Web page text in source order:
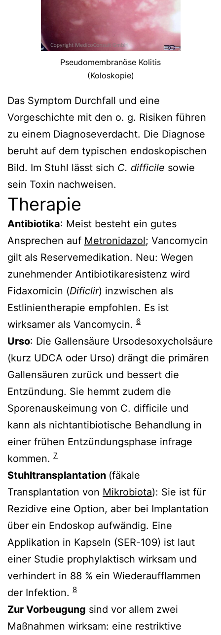
Pseudomembranöse Kolitis
(Koloskopie)
Das Symptom Durchfall und eine
Vorgeschichte mit den o. g. Risiken führen
zu einem Diagnoseverdacht. Die Diagnose
beruht auf dem typischen endoskopischen
Bild. Im Stuhl lässt sich C. difficile sowie
sein Toxin nachweisen.
Therapie
Antibiotika: Meist besteht ein gutes
Ansprechen auf Metronidazol; Vancomycin
gilt als Reservemedikation. Neu: Wegen
zunehmender Antibiotikaresistenz wird
Fidaxomicin (Dificlir) inzwischen als
Estlinientherapie empfohlen. Es ist
wirksamer als Vancomycin. 6
Urso: Die Gallensäure Ursodesoxycholsäure
(kurz UDCA oder Urso) drängt die primären
Gallensäuren zurück und bessert die
Entzündung. Sie hemmt zudem die
Sporenauskeimung von C. difficile und
kann als nichtantibiotische Behandlung in
einer frühen Entzündungsphase infrage
kommen. 7
Stuhltransplantation (fäkale
Transplantation von Mikrobiota): Sie ist für
Rezidive eine Option, aber bei Implantation
über ein Endoskop aufwändig. Eine
Applikation in Kapseln (SER-109) ist laut
einer Studie prophylaktisch wirksam und
verhindert in 88 % ein Wiederaufflammen
der Infektion. 8
Zur Vorbeugung sind vor allem zwei
Maßnahmen wirksam: eine restriktive